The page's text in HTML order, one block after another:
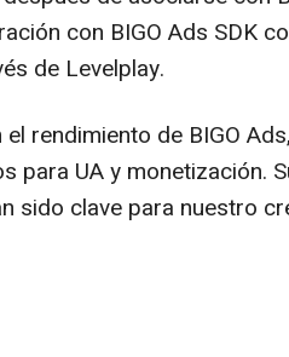
con BIGO Ads SDK
de Levelplay.
rendimiento de BIGO
para UA y monetización.
sido clave para nuestro